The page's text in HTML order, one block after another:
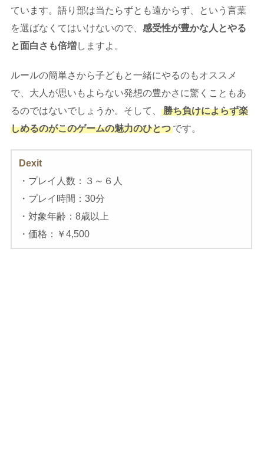
ています。語り部は当たらずとも遠からず、という言葉
を選ばなくてはいけないので、 感受性が豊かな人とやる
と面白さも倍増しますよ。
ルールの簡単さから子どもと一緒にやるのもオススメ
で、大人が思いもよらない発想の豊かさに驚くこともあ
るのではないでしょうか。そして、
勝ち負けによらず楽
しめるのがこのゲームの魅力のひとつ です。
Dexit
・プレイ人数：３～６人
・プレイ時間：30分
・対象年齢：8歳以上
・価格：￥4,500